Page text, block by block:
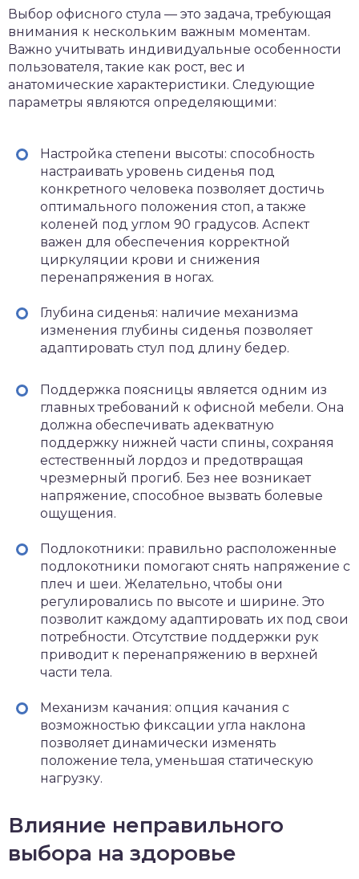
Выбор офисного стула — это задача, требующая
внимания к нескольким важным моментам.
Важно учитывать индивидуальные особенности
пользователя, такие как рост, вес и
анатомические характеристики. Следующие
параметры являются определяющими:
Настройка степени высоты: способность
настраивать уровень сиденья под
конкретного человека позволяет достичь
оптимального положения стоп, а также
коленей под углом 90 градусов. Аспект
важен для обеспечения корректной
циркуляции крови и снижения
перенапряжения в ногах.
Глубина сиденья: наличие механизма
изменения глубины сиденья позволяет
адаптировать стул под длину бедер.
Поддержка поясницы является одним из
главных требований к офисной мебели. Она
должна обеспечивать адекватную
поддержку нижней части спины, сохраняя
естественный лордоз и предотвращая
чрезмерный прогиб. Без нее возникает
напряжение, способное вызвать болевые
ощущения.
Подлокотники: правильно расположенные
подлокотники помогают снять напряжение с
плеч и шеи. Желательно, чтобы они
регулировались по высоте и ширине. Это
позволит каждому адаптировать их под свои
потребности. Отсутствие поддержки рук
приводит к перенапряжению в верхней
части тела.
Механизм качания: опция качания с
возможностью фиксации угла наклона
позволяет динамически изменять
положение тела, уменьшая статическую
нагрузку.
Влияние неправильного
выбора на здоровье